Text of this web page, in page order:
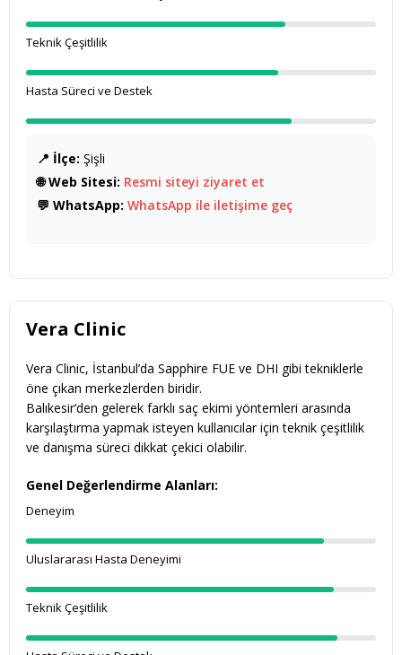
Teknik Çeşitlilik
Hasta Süreci ve Destek
📍 İlçe: Şişli
🌐 Web Sitesi: Resmi siteyi ziyaret et
💬 WhatsApp: WhatsApp ile iletişime geç
Vera Clinic
Vera Clinic, İstanbul’da Sapphire FUE ve DHI gibi tekniklerle
öne çıkan merkezlerden biridir.
Balıkesir’den gelerek farklı saç ekimi yöntemleri arasında
karşılaştırma yapmak isteyen kullanıcılar için teknik çeşitlilik
ve danışma süreci dikkat çekici olabilir.
Genel Değerlendirme Alanları:
Deneyim
Uluslararası Hasta Deneyimi
Teknik Çeşitlilik